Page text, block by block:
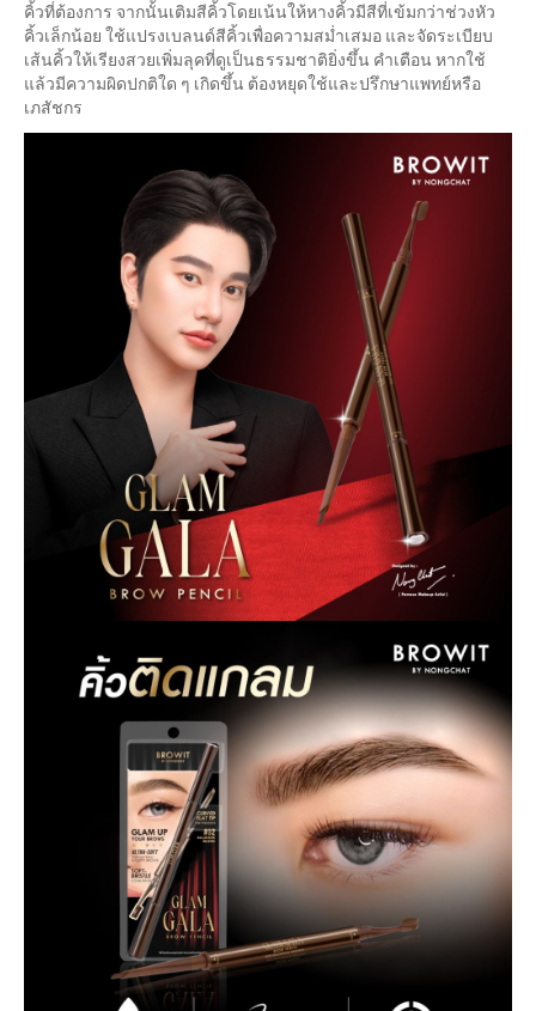
คิ้วที่ต้องการ จากนั้นเติมสีคิ้วโดยเน้นให้หางคิ้วมีสีที่เข้มกว่าช่วงหัว
คิ้วเล็กน้อย ใช้แปรงเบลนด์สีคิ้วเพื่อความสม่ำเสมอ และจัดระเบียบ
เส้นคิ้วให้เรียงสวยเพิ่มลุคที่ดูเป็นธรรมชาติยิ่งขึ้น คำเตือน หากใช้
แล้วมีความผิดปกติใด ๆ เกิดขึ้น ต้องหยุดใช้และปรึกษาแพทย์หรือ
เภสัชกร